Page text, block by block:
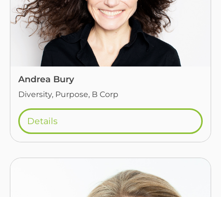
Andrea Bury
Diversity, Purpose, B Corp
Details